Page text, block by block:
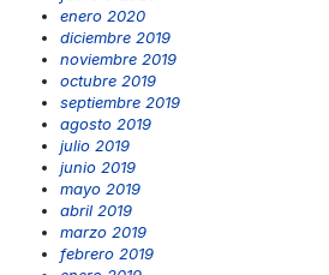
enero 2020
diciembre 2019
noviembre 2019
octubre 2019
septiembre 2019
agosto 2019
julio 2019
junio 2019
mayo 2019
abril 2019
marzo 2019
febrero 2019